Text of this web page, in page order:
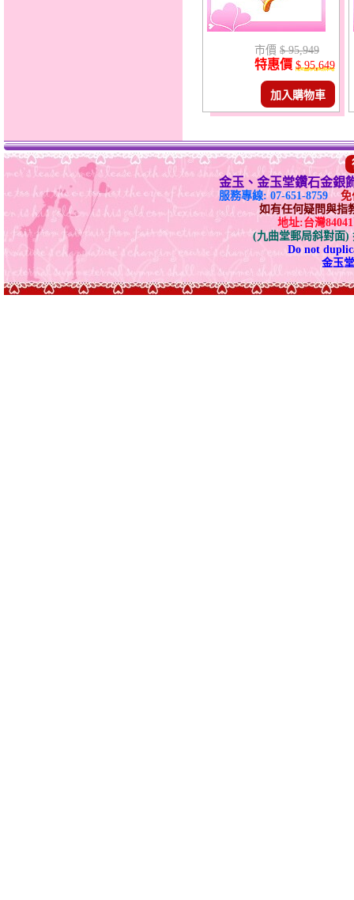
市價 $ 95,949
特惠價 $ 95,649
加入購物車
金玉、金玉堂鑽石金銀
服務專線: 07-651-8759
免
如有任何疑問與指
地址:台灣
(九曲堂郵局斜對面)
Do not
金玉